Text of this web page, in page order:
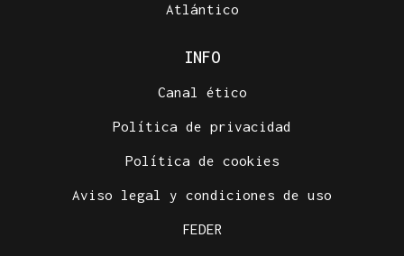
Atlántico
INFO
Canal ético
Política de privacidad
Política de cookies
Aviso legal y condiciones de uso
FEDER